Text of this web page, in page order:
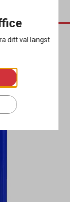
ditt val längst